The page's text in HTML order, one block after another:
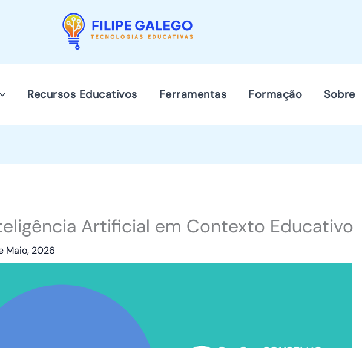
Recursos Educativos Ferramentas Formação Sobre
Artificial em Contexto Educativo
Maio, 2026